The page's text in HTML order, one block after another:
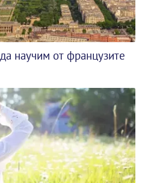
научим от французите